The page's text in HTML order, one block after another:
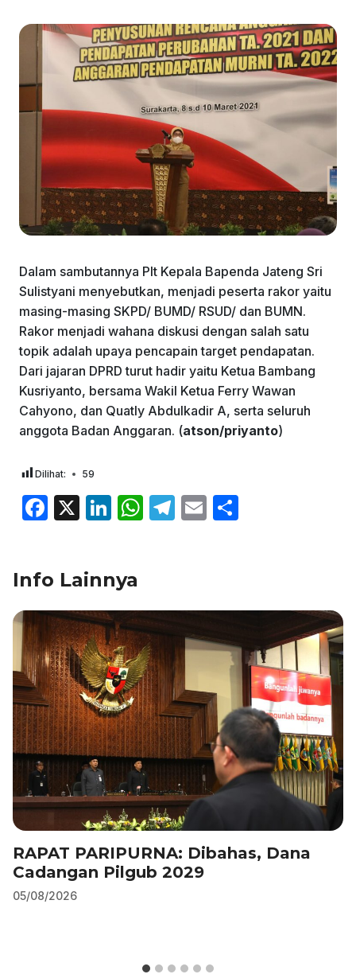
Dalam sambutannya Plt Kepala Bapenda Jateng Sri
Sulistyani menyebutkan, menjadi peserta rakor yaitu
masing-masing SKPD/ BUMD/ RSUD/ dan BUMN.
Rakor menjadi wahana diskusi dengan salah satu
topik adalah upaya pencapain target pendapatan.
Dari jajaran DPRD turut hadir yaitu Ketua Bambang
Kusriyanto, bersama Wakil Ketua Ferry Wawan
Cahyono, dan Quatly Abdulkadir A, serta seluruh
anggota Badan Anggaran. (atson/priyanto)
Dilihat: 59
F
e
b
o
o
k
X
Li
e
dI
n
W
A
p
p
T
a
m
E
Info Lainnya
RAPAT PARIPURNA: Dibahas, Dana
Cadangan Pilgub 2029
05/08/2026